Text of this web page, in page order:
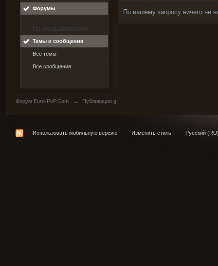
Форумы
По пользователю
Темы и сообщения
Все темы
Все сообщения
По вашему запросу ничего не
Форум Euro-PvP.Com → Публикации g
Использовать мобильную версию Изменить стиль Русский